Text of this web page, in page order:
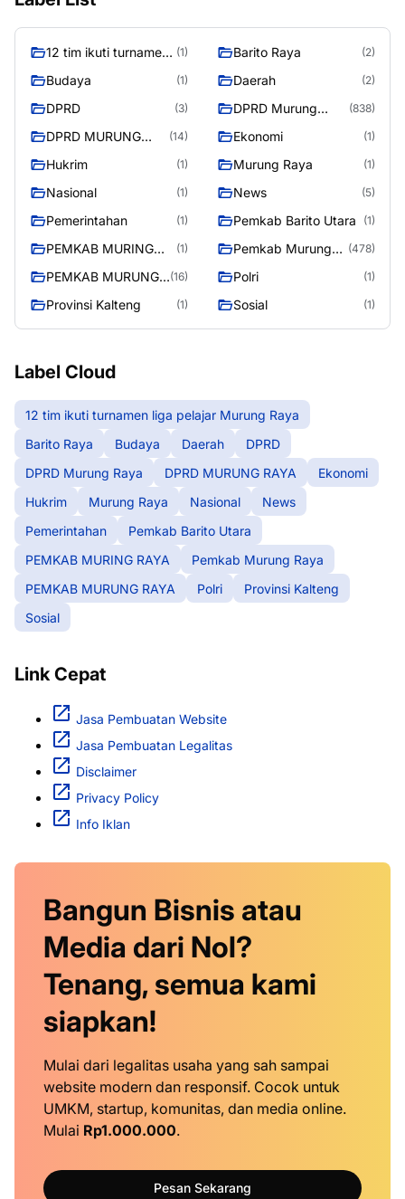
12 tim ikuti turnamen
Raya
(1) Barito Raya (2)
Budaya (1) Daerah (2)
DPRD (3)
DPRD Murung
(838)
DPRD MURUNG
(14) Ekonomi (1)
Hukrim (1) Murung Raya (1)
Nasional (1) News (5)
Pemerintahan (1) Pemkab Barito Utara (1)
PEMKAB MURING
(1)
Pemkab Murung
(478)
PEMKAB MURUNG
(16) Polri (1)
Provinsi Kalteng (1) Sosial (1)
Label Cloud
12 tim ikuti turnamen liga pelajar Murung Raya
Barito Raya
Budaya Daerah
DPRD
DPRD Murung Raya
DPRD MURUNG RAYA
Ekonomi
Hukrim
Murung Raya Nasional
News
Pemerintahan
Pemkab Barito Utara
PEMKAB MURING RAYA
Pemkab Murung Raya
PEMKAB MURUNG RAYA
Polri
Provinsi Kalteng
Sosial
Link Cepat
Jasa Pembuatan Website
Jasa Pembuatan Legalitas
Disclaimer
Privacy Policy
Info Iklan
Bangun Bisnis atau
Media dari Nol?
Tenang, semua kami
siapkan!
Mulai dari legalitas usaha yang sah sampai
website modern dan responsif. Cocok untuk
UMKM, startup, komunitas, dan media online.
Mulai Rp1.000.000.
Pesan Sekarang